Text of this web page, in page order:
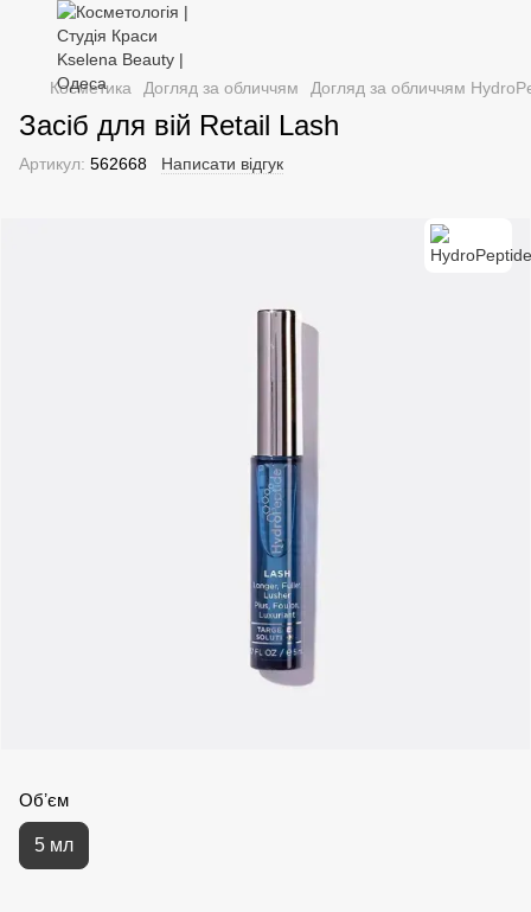
Косметика Догляд за обличчям Догляд за обличчям
Засіб для вій Retail Lash
Артикул: 562668 Написати відгук
Обʼєм
5 мл